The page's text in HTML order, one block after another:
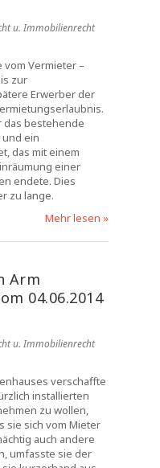
u. Immobilienrecht
Vermieter –
zur
Erwerber der
das bestehende
ein
das mit einem
einer
endete. Dies
zu lange.
Mehr lesen »
Arm
04.06.2014
u. Immobilienrecht
verschaffte
installierten
zu wollen,
sie sich vom Mieter
auch andere
umfasste sie der